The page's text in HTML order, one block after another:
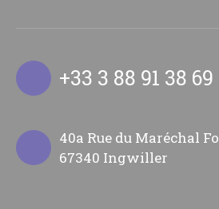
+33 3 88 91 38 69
40a Rue du Maréchal
67340 Ingwiller